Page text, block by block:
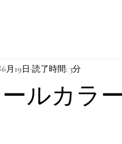
ルカラ
月19日 読了時間: 3分